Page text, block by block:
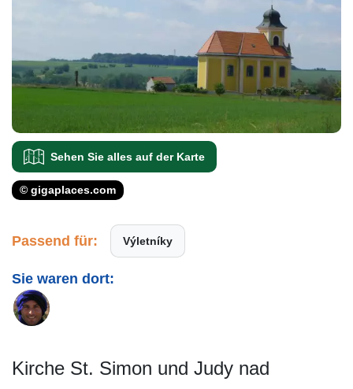
Sehen Sie alles auf der Karte
© gigaplaces.com
Passend für: Výletníky
Sie waren dort:
Kirche St. Simon und Judy nad